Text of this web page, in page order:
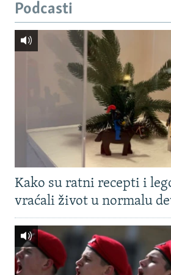
Podcasti
Kako su ratni recepti i
vraćali život u normalu